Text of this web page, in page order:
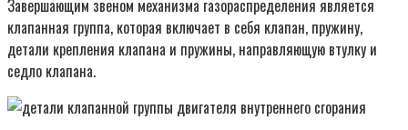
Завершающим звеном механизма газораспределения является
клапанная группа, которая включает в себя клапан, пружину,
детали крепления клапана и пружины, направляющую втулку и
седло клапана.